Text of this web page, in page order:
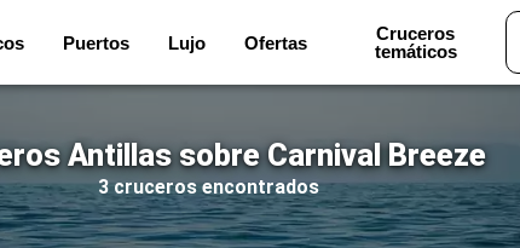
Puertos Lujo Ofertas
Cruceros
temáticos
Antillas sobre Carnival Breeze
3 cruceros encontrados